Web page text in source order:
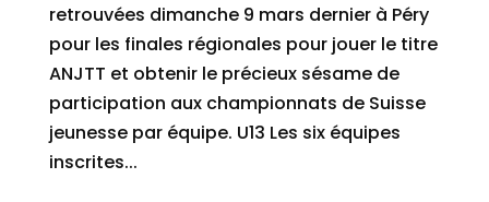
retrouvées dimanche 9 mars dernier à Péry
pour les finales régionales pour jouer le titre
ANJTT et obtenir le précieux sésame de
participation aux championnats de Suisse
jeunesse par équipe. U13 Les six équipes
inscrites...